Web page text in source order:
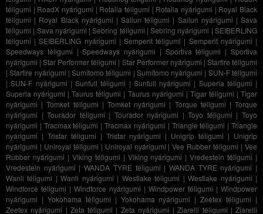
téligumi | RoadX nyárigumi | Rotalla téligumi | Rotalla nyárigumi | Royal Black
téligumi | Royal Black nyárigumi |Sailun téligumi | Sailun nyárigumi |Sava
téligumi | Sava nyárigumi |Sebring téligumi |Sebring nyárigumi |SEIBERLING
téligumi |SEIBERLING nyárigumi |Semperit téligumi | Semperit nyárigumi |
Speedways téligumi |Speedways nyárigumi | Sportiva téligumi |Sportiva
nyárigumi |Star Performer téligumi | Star Performer nyárigumi | Starfire téligumi
|Starfire nyárigumi |Sumitomo téligumi | Sumitomo nyárigumi | SUN-F téligumi
|SUN-F nyárigumi | Sunfull téligumi | Sunfull nyárigumi | Superia téligumi |
Superia nyárigumi |Taurus téligumi | Taurus nyárigumi | Tigar téligumi |Tigar
nyárigumi |Tomket téligumi | Tomket nyárigumi | Torque téligumi |Torque
nyárigumi |Tourador téligumi | Tourador nyárigumi |Toyo téligumi |Toyo
nyárigumi | Tracmax téligumi |Tracmax nyárigumi | Triangle téligumi |Triangle
nyárigumi | Tristar téligumi | Tristar nyárigumi | Unigrip téligumi | Unigrip
nyárigumi | Uniroyal téligumi | Uniroyal nyárigumi |Vee Rubber téligumi |Vee
Rubber nyárigumi | Viking téligumi | Viking nyárigumi |Vredestein téligumi |
Vredestein nyárigumi |WANDA TYRE téligumi | WANDA TYRE nyárigumi |
Wanli téligumi |Wanli nyárigumi | Westlake téligumi |Westlake nyárigumi |
Windforce téligumi | Windforce nyárigumi | Windpower téligumi | Windpower
nyárigumi | Yokohama téligumi | Yokohama nyárigumi |Zeetex téligumi |
Zeetex nyárigumi | Zeta téligumi | Zeta nyárigumi |Ziarelli téligumi | Ziarelli